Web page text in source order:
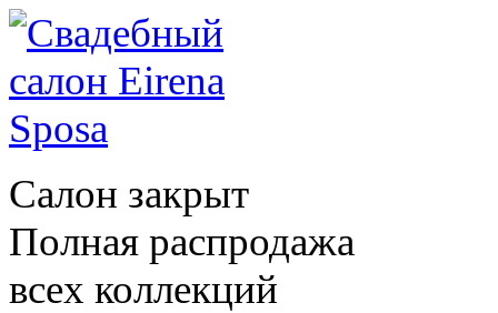
Салон закрыт
Полная распродажа
всех коллекций